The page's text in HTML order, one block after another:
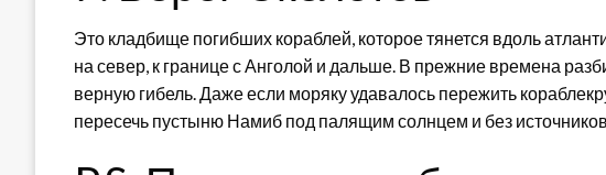
Это кладбище погибших кораблей, которое тянется вдоль
на север, к границе с Анголой и дальше. В прежние времена
верную гибель. Даже если моряку удавалось пережить
пересечь пустыню Намиб под палящим солнцем и без